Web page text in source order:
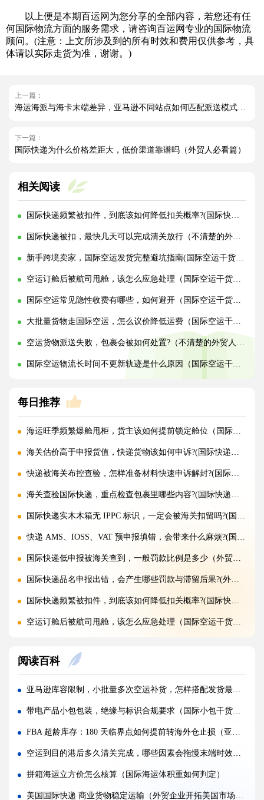
以上便是本期百运网为您分享的全部内容，若您还有任
何国际物流方面的服务需求，请咨询百运网专业的国际物流
顾问。(注意：上文所涉及到的所有时效和费用仅供参考，具
体请以实际走货为准，谢谢。)
上一篇：
海运海派与海卡末端差异，亚马逊不同站点如何匹配派送模式（国际海运干货知识分享）
下一篇：
国际快递为什么价格差距大，低价渠道靠谱吗（外贸人必看篇）
相关阅读
国际快递频繁被扣件，到底该如何降低扣关概率?(国际快递干货知识分享)
国际快递被扣，最快几天可以完成清关放行（不清楚的外贸人看过来）
新手跨境卖家，国际空运发货完整避坑指南(国际空运干货知识分享)
空运订舱后被航司甩舱，该怎么应急处理（国际空运干货知识分享）
国际空运常见隐性收费有哪些，如何避开（国际空运干货知识分享）
大批量货物走国际空运，怎么议价降低运费（国际空运干货知识分享）
空运货物派送失败，包裹会被如何处置?（不清楚的外贸人看过来）
国际空运物流长时间不更新轨迹是什么原因（国际空运干货知识分享）
每日推荐
海运旺季频繁爆舱甩柜，货主该如何提前锁定舱位（国际海运干货知识分享）
海关估价高于申报货值，快递货物该如何申诉?(国际快递干货知识分享)
快递被海关布控查验，怎样准备材料快速申诉解封?(国际快递干货知识分享)
海关查验国际快递，重点检查包裹里哪些内容?(国际快递干货知识分享)
国际快递实木木箱无 IPPC 标识，一定会被海关扣留吗?(国际快递干货知识分享)
快递 AMS、IOSS、VAT 预申报填错，会带来什么麻烦?(国际快递干货知识分享)
国际快递低申报被海关查到，一般罚款比例是多少（外贸人请注意）
国际快递品名申报出错，会产生哪些罚款与滞留后果?(外贸人请注意)
国际快递频繁被扣件，到底该如何降低扣关概率?(国际快递干货知识分享)
空运订舱后被航司甩舱，该怎么应急处理（国际空运干货知识分享）
加急国际空运真的能提速，靠谱吗?(国际空运干货知识分享)
FBA 空运出现丢件破损，理赔流程怎么走（国际空运干货知识分享）
FBA 空运头程该怎么挑选靠谱物流货代（国际空运干货知识分享）
FBA 空运货物超重超尺寸会产生哪些附加费?(不清楚的亚马逊卖家看过来)
亚马逊 FBA 空运，空派和纯空运该怎么选择?(不清楚的亚马逊卖家看过来)
空运货物被海关布控，如何快速提交材料申诉（国际空运干货知识分享）
实木包装走国际空运必须做熏蒸热处理吗（国际空运干货知识分享）
阅读百科
亚马逊库容限制，小批量多次空运补货，怎样搭配发货最省物流费?(亚马逊卖家请注意)
带电产品小包包装，绝缘与标识合规要求（国际小包干货知识分享）
FBA 超龄库存：180 天临界点如何提前转海外仓止损（亚马逊卖家请注意）
空运到目的港后多久清关完成，哪些因素会拖慢末端时效（国际空运干货知识分享）
拼箱海运立方价怎么核算（国际海运体积重如何判定）
美国国际快递 商业货物稳定运输（外贸企业开拓美国市场的可靠物流伙伴）